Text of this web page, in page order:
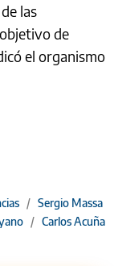
las
de
el organismo
/ Sergio Massa
/ Carlos Acuña